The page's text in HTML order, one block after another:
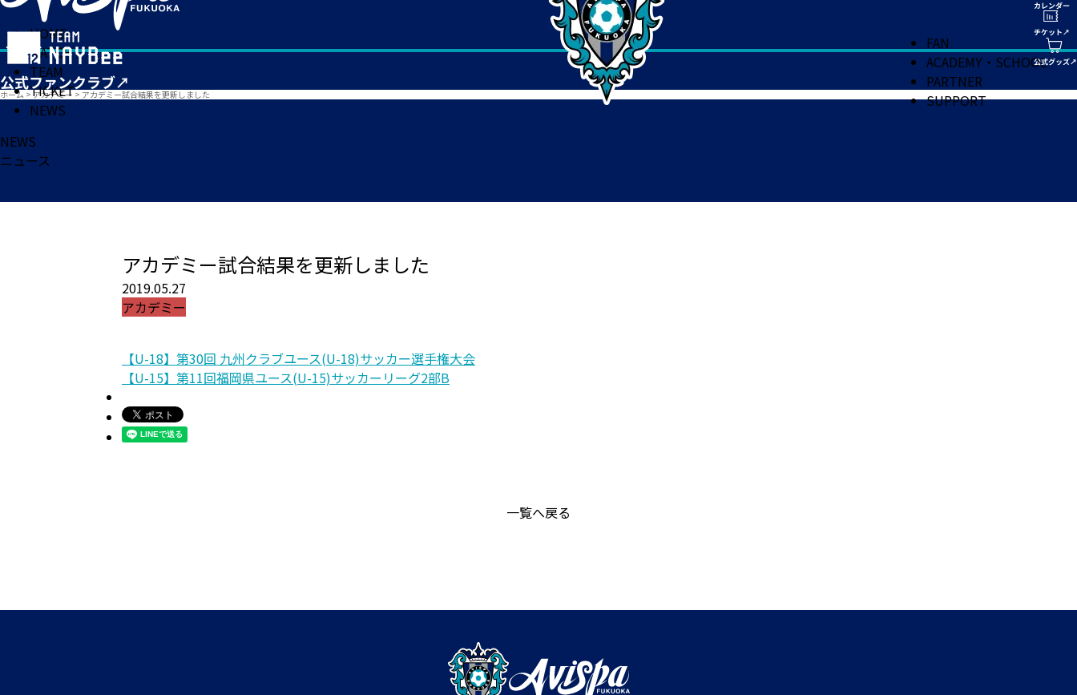
HOME
MATCH
TEAM
TICKET
NEWS
FAN
ACADEMY・SCHOOL
PARTNER
SUPPORT
ホーム > アカデミー > アカデミー試合結果を更新しました
NEWS
ニュース
アカデミー試合結果を更新しました
2019.05.27
アカデミー
【U-18】第30回 九州クラブユース(U-18)サッカー選手権大会
【U-15】第11回福岡県ユース(U-15)サッカーリーグ2部B
一覧へ戻る